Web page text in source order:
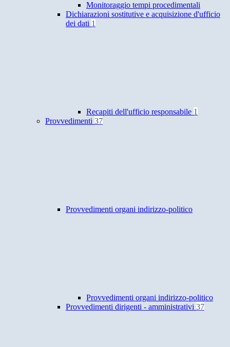
Monitoraggio tempi procedimentali
Dichiarazioni sostitutive e acquisizione d'ufficio
dei dati 1
Recapiti dell'ufficio responsabile 1
Provvedimenti 37
Provvedimenti organi indirizzo-politico
Provvedimenti organi indirizzo-politico
Provvedimenti dirigenti - amministrativi 37